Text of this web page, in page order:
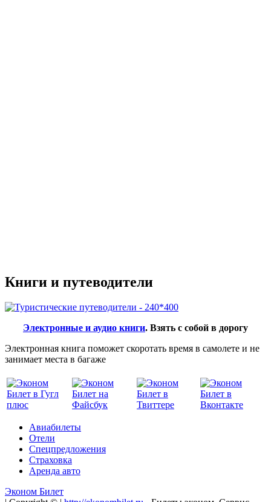
Книги и путеводители
Электронные и аудио книги. Взять с собой в дорогу
Электронная книга поможет скоротать время в самолете и не
занимает места в багаже
Авиабилеты
Отели
Спецпредложения
Страховка
Аренда авто
Эконом Билет